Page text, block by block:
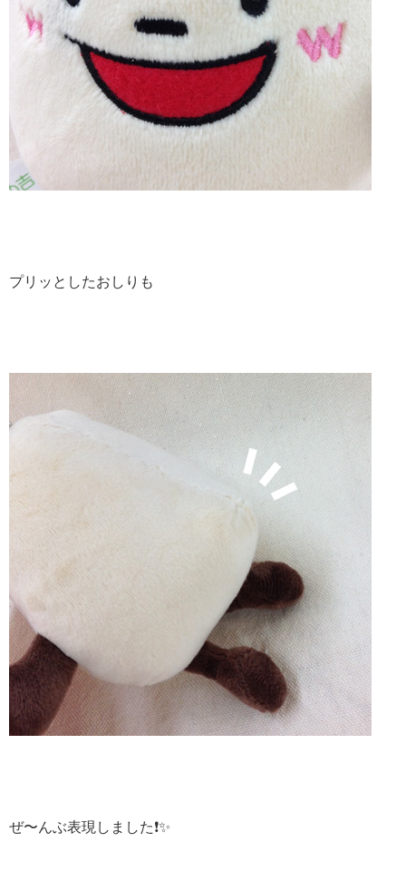
プリッとしたおしりも
ぜ〜んぶ表現しました❗️✨